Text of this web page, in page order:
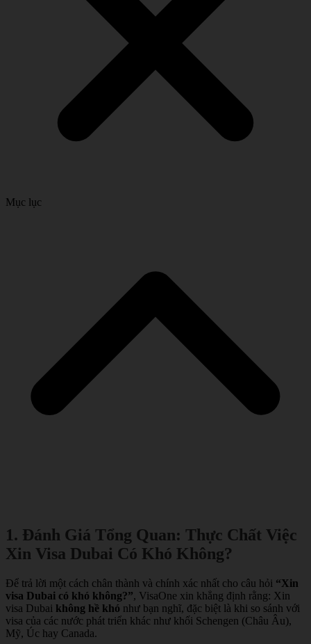
Mục lục
1. Đánh Giá Tổng Quan: Thực Chất Việc
Xin Visa Dubai Có Khó Không?
Để trả lời một cách chân thành và chính xác nhất cho câu hỏi “Xin
visa Dubai có khó không?”, VisaOne xin khẳng định rằng: Xin
visa Dubai không hề khó như bạn nghĩ, đặc biệt là khi so sánh với
visa của các nước phát triển khác như khối Schengen (Châu Âu),
Mỹ, Úc hay Canada.